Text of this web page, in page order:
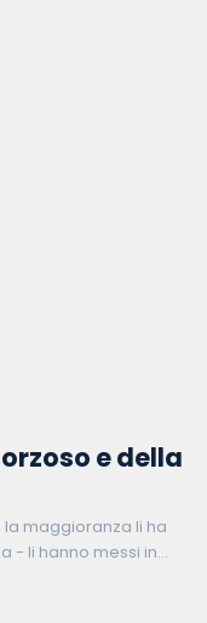
e della
la maggioranza li ha
- li hanno messi in
dare una